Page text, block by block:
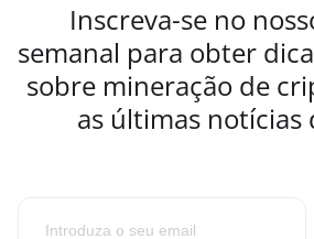
Inscreva-se no
semanal para obter
sobre mineração de
as últimas notícias